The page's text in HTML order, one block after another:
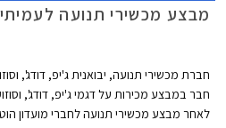
מבצע מכשירי תנועה
חברת מכשירי תנועה, יבואנית ג'יפ, דודג',
חבר במבצע מכירות על דגמי ג'יפ, דודג',
לאחר מבצע מכשירי תנועה לחברי מועדון